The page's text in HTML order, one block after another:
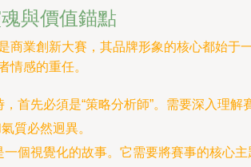
與價值錨點
業創新大賽，其品牌形象的核心都始于
情感的重任。
首先必須是“策略分析師”。需要深入理
質必然迥異。
個視覺化的故事。它需要將賽事的核心主